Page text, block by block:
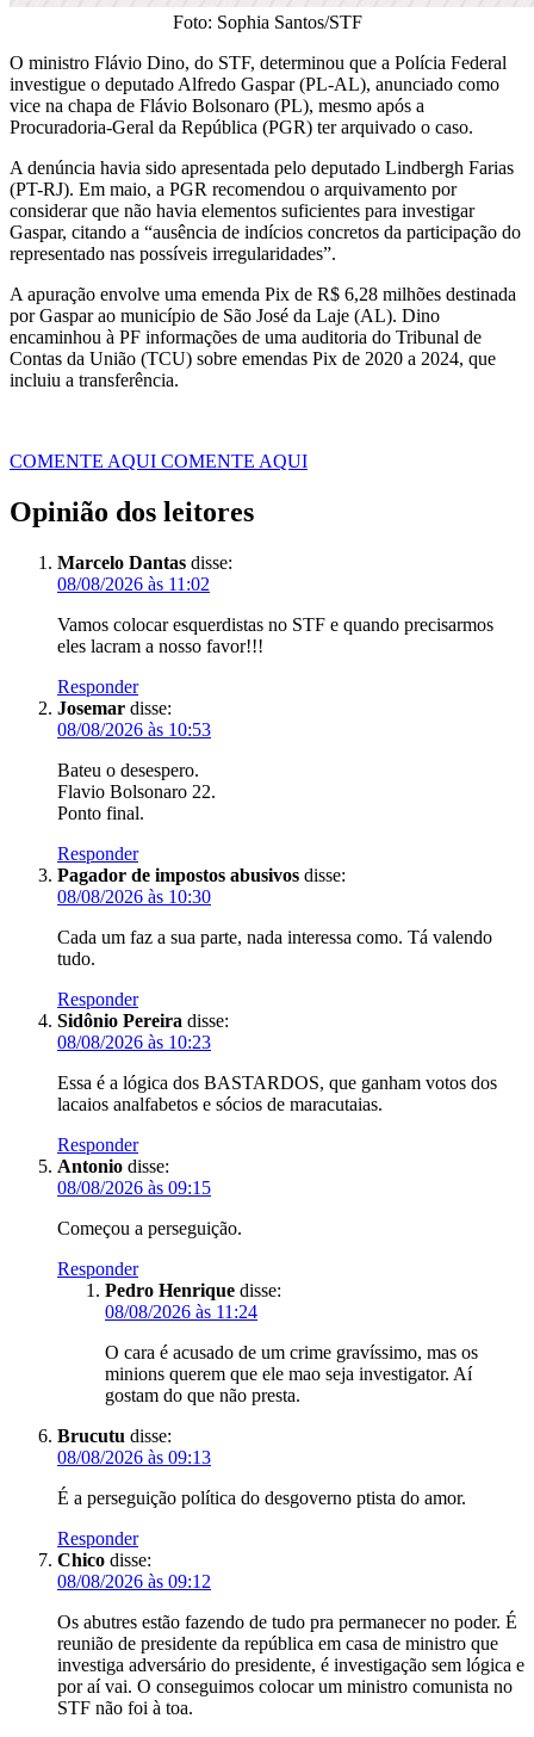
Foto: Sophia Santos/STF
O ministro Flávio Dino, do STF, determinou que a Polícia Federal
investigue o deputado Alfredo Gaspar (PL-AL), anunciado como
vice na chapa de Flávio Bolsonaro (PL), mesmo após a
Procuradoria-Geral da República (PGR) ter arquivado o caso.
A denúncia havia sido apresentada pelo deputado Lindbergh Farias
(PT-RJ). Em maio, a PGR recomendou o arquivamento por
considerar que não havia elementos suficientes para investigar
Gaspar, citando a “ausência de indícios concretos da participação do
representado nas possíveis irregularidades”.
A apuração envolve uma emenda Pix de R$ 6,28 milhões destinada
por Gaspar ao município de São José da Laje (AL). Dino
encaminhou à PF informações de uma auditoria do Tribunal de
Contas da União (TCU) sobre emendas Pix de 2020 a 2024, que
incluiu a transferência.
COMENTE AQUI COMENTE AQUI
Opinião dos leitores
Marcelo Dantas disse:
08/08/2026 às 11:02
Vamos colocar esquerdistas no STF e quando precisarmos
eles lacram a nosso favor!!!
Responder
Josemar disse:
08/08/2026 às 10:53
Bateu o desespero.
Flavio Bolsonaro 22.
Ponto final.
Responder
Pagador de impostos abusivos disse:
08/08/2026 às 10:30
Cada um faz a sua parte, nada interessa como. Tá valendo
tudo.
Responder
Sidônio Pereira disse:
08/08/2026 às 10:23
Essa é a lógica dos BASTARDOS, que ganham votos dos
lacaios analfabetos e sócios de maracutaias.
Responder
Antonio disse:
08/08/2026 às 09:15
Começou a perseguição.
Responder
Pedro Henrique disse:
08/08/2026 às 11:24
O cara é acusado de um crime gravíssimo, mas os
minions querem que ele mao seja investigator. Aí
gostam do que não presta.
Brucutu disse:
08/08/2026 às 09:13
É a perseguição política do desgoverno ptista do amor.
Responder
Chico disse:
08/08/2026 às 09:12
Os abutres estão fazendo de tudo pra permanecer no poder. É
reunião de presidente da república em casa de ministro que
investiga adversário do presidente, é investigação sem lógica e
por aí vai. O conseguimos colocar um ministro comunista no
STF não foi à toa.